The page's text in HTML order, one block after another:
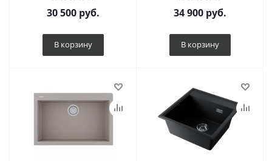
30 500 руб.
В корзину
34 900 руб.
В корзину